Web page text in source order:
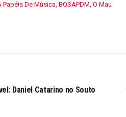
Papéis De Música, BQSAPDM, O Mau
Daniel Catarino no Souto